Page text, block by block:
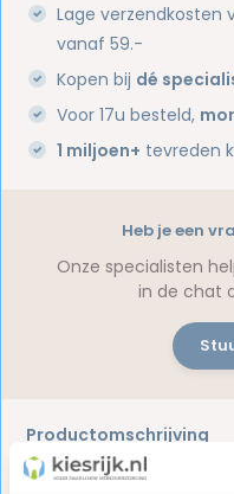
Lage verzendkosten
vanaf 59.-
Kopen bij dé
Voor 17u besteld,
1 miljoen+ tevreden
Productomschrijving
Heb je een
Onze specialisten
in de chat